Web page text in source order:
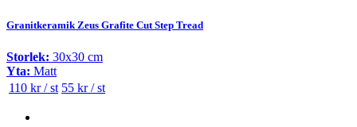
Granitkeramik Zeus Grafite Cut Step Tread
Storlek: 30x30 cm
Yta: Matt
110 kr / st 55 kr / st